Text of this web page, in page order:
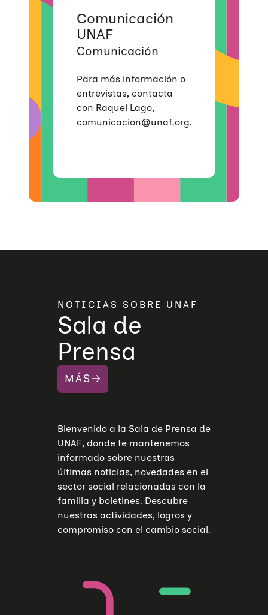
Trabajo en red
Hazte voluntaria/o
Comunicación
UNAF
Comunicación
Para más información o
entrevistas, contacta
con Raquel Lago,
comunicacion@unaf.org.
NOTICIAS SOBRE UNAF
Sala de
Prensa
MÁS
Bienvenido a la Sala de Prensa de
UNAF, donde te mantenemos
informado sobre nuestras
últimas noticias, novedades en el
sector social relacionadas con la
familia y boletines. Descubre
nuestras actividades, logros y
compromiso con el cambio social.